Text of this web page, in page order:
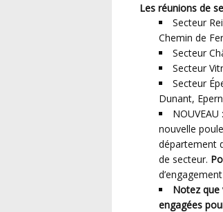
Les réunions de
Secteur
Chemin de
Secteur
Secteur
Secteur
Dunant,
nouvelle
département
de secteur.
Notez que
engagées